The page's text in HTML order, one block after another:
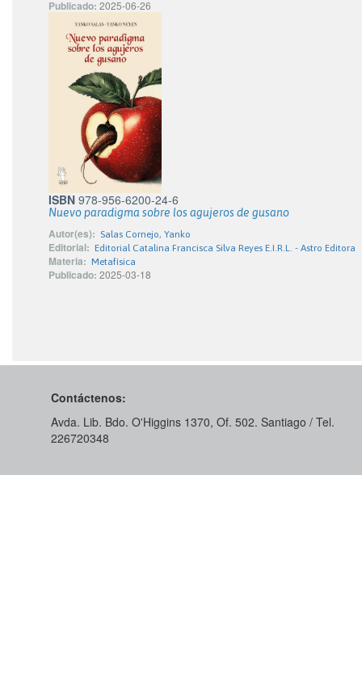
Publicado: 2025-06-26
ISBN 978-956-6200-24-6
Nuevo paradigma sobre los agujeros de gusano
Autor(es): Salas Cornejo, Yanko
Editorial: Editorial Catalina Francisca Silva Reyes E.I.R.L. - Astro Editora
Materia: Metafísica
Publicado: 2025-03-18
Contáctenos:
Avda. Lib. Bdo. O'Higgins 1370, Of. 502. Santiago / Tel.
226720348